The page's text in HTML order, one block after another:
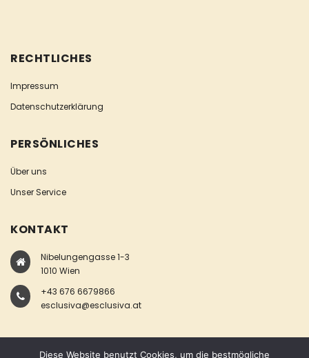
RECHTLICHES
Impressum
Datenschutzerklärung
PERSÖNLICHES
Über uns
Unser Service
KONTAKT
Nibelungengasse 1-3
1010 Wien
+43 676 6679866
esclusiva@esclusiva.at
Diese Website benutzt Cookies, um die bestmögliche